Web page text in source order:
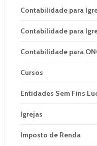
Contabilidade para
Contabilidade para
Contabilidade para
Cursos
Entidades Sem Fins
Igrejas
Imposto de Renda